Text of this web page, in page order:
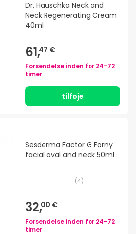
Dr. Hauschka Neck and
Neck Regenerating Cream
40ml
61,47 €
Forsendelse inden for 24-72
timer
tilføje
Sesderma Factor G Forny
facial oval and neck 50ml
(4)
32,00 €
Forsendelse inden for 24-72
timer